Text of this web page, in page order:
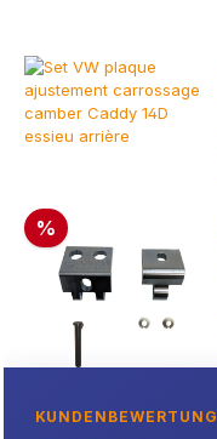
%
KUNDENBEWERTUNG